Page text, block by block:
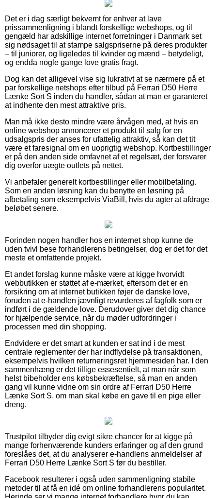
Det er i dag særligt bekvemt for enhver at lave
prissammenligning i blandt forskellige webshops, og til
gengæld har adskillige internet forretninger i Danmark set
sig nødsaget til at stampe salgspriserne på deres produkter
– til juniorer, og ligeledes til kvinder og mænd – betydeligt,
og endda nogle gange love gratis fragt.
Dog kan det alligevel vise sig lukrativt at se nærmere på et
par forskellige netshops efter tilbud på Ferrari D50 Herre
Lænke Sort S inden du handler, sådan at man er garanteret
at indhente den mest attraktive pris.
Man må ikke desto mindre være årvågen med, at hvis en
online webshop annoncerer et produkt til salg for en
udsalgspris der anses for ufattelig attraktiv, så kan det tit
være et faresignal om en uoprigtig webshop. Kortbestillinger
er på den anden side omfavnet af et regelsæt, der forsvarer
dig overfor uægte outlets på nettet.
Vi anbefaler generelt kortbestillinger eller mobilbetaling.
Som en anden løsning kan du benytte en løsning på
afbetaling som eksempelvis ViaBill, hvis du agter at afdrage
beløbet senere.
Forinden nogen handler hos en internet shop kunne de
uden tvivl bese forhandlerens betingelser, dog er det for det
meste et omfattende projekt.
Et andet forslag kunne måske være at kigge hvorvidt
webbutikken er støttet af e-mærket, eftersom det er en
forsikring om at internet butikken føjer de danske love,
foruden at e-handlen jævnligt revurderes af fagfolk som er
indført i de gældende love. Derudover giver det dig chance
for hjælpende service, når du møder udfordringer i
processen med din shopping.
Endvidere er det smart at kunden er sat ind i de mest
centrale reglementer der har indflydelse på transaktionen,
eksempelvis hvilken returneringsret hjemmesiden har. I den
sammenhæng er det tillige essesentielt, at man når som
helst bibeholder ens købsbekræftelse, så man en anden
gang vil kunne vidne om sin ordre af Ferrari D50 Herre
Lænke Sort S, om man skal købe en gave til en pige eller
dreng.
Trustpilot tilbyder dig evigt sikre chancer for at kigge på
mange forhenværende kunders erfaringer og af den grund
foreslåes det, at du analyserer e-handlens anmeldelser af
Ferrari D50 Herre Lænke Sort S før du bestiller.
Facebook resulterer i også uden sammenligning stabile
metoder til at få en idé om online forhandlerens popularitet.